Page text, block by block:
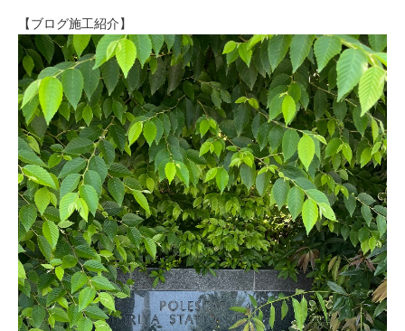
【ブログ施工紹介】